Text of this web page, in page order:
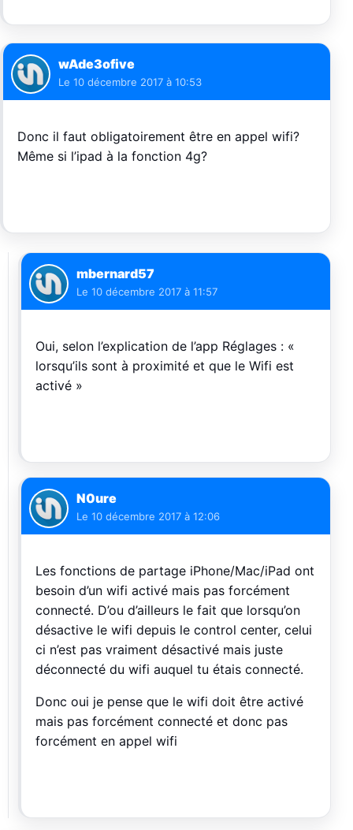
wAde3ofive
Le 10 décembre 2017 à 10:53
Donc il faut obligatoirement être en appel wifi?
Même si l’ipad à la fonction 4g?
mbernard57
Le 10 décembre 2017 à 11:57
Oui, selon l’explication de l’app Réglages : «
lorsqu’ils sont à proximité et que le Wifi est
activé »
N0ure
Le 10 décembre 2017 à 12:06
Les fonctions de partage iPhone/Mac/iPad ont
besoin d’un wifi activé mais pas forcément
connecté. D’ou d’ailleurs le fait que lorsqu’on
désactive le wifi depuis le control center, celui
ci n’est pas vraiment désactivé mais juste
déconnecté du wifi auquel tu étais connecté.
Donc oui je pense que le wifi doit être activé
mais pas forcément connecté et donc pas
forcément en appel wifi